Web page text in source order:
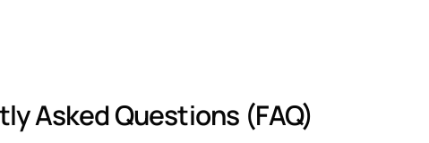
Asked Questions (FAQ)